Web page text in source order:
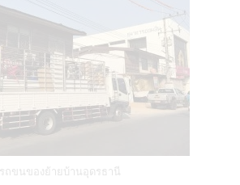
รถขนของย้ายบ้านอุดรธานี